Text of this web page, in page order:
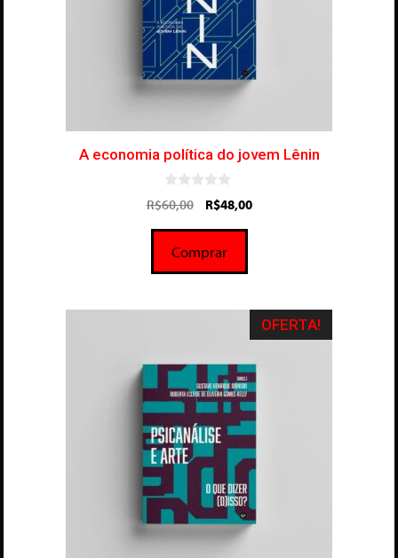
A economia política do jovem Lênin
0
d
5
R$60,00 R$48,00
Comprar
OFERTA!